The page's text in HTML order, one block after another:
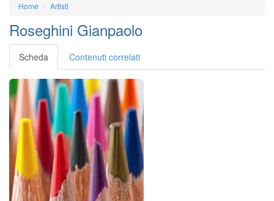
Home Artisti
Roseghini Gianpaolo
Scheda Contenuti correlati